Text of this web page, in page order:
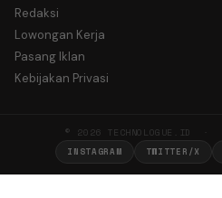
Redaksi
Lowongan Kerja
Pasang Iklan
Kebijakan Privasi
© 2026 TECHNOLOGUE.ID ·
INSTAGRAM TWITTER/X